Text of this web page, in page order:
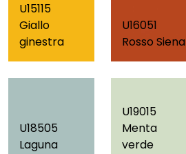
U15115
Giallo
ginestra
U16051
Rosso Siena
U18505
Laguna
U19015
Menta
verde